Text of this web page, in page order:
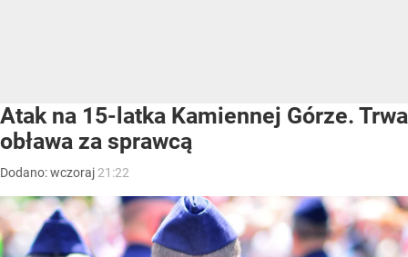
Atak na 15-latka Kamiennej Górze. Trwa
obława za sprawcą
Dodano:wczoraj 21:22